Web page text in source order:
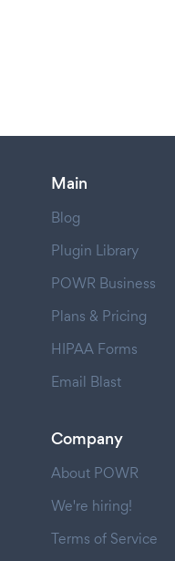
Main
Blog
Plugin Library
POWR Business
Plans & Pricing
HIPAA Forms
Email Blast
Company
About POWR
We're hiring!
Terms of Service